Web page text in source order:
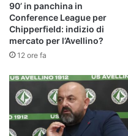
90’ in panchina in
Conference League per
Chipperfield: indizio di
mercato per l’Avellino?
12 ore fa